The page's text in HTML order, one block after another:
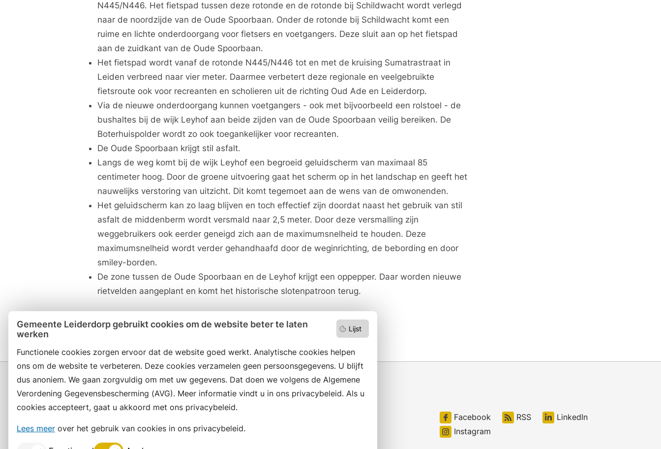
Lijst
Gemeente Leiderdorp gebruikt cookies om de website beter te laten
werken
Functionele cookies zorgen ervoor dat de website goed werkt. Analytische cookies helpen
ons om de website te verbeteren. Deze cookies verzamelen geen persoonsgegevens. U blijft
dus anoniem. We gaan zorgvuldig om met uw gegevens. Dat doen we volgens de Algemene
Verordening Gegevensbescherming (AVG). Meer informatie vindt u in ons privacybeleid. Als u
cookies accepteert, gaat u akkoord met ons privacybeleid.
Lees meer over het gebruik van cookies in ons privacybeleid.
N445/N446. Het fietspad tussen deze rotonde en de rotonde bij Schildwacht wordt verlegd
naar de noordzijde van de Oude Spoorbaan. Onder de rotonde bij Schildwacht komt een
ruime en lichte onderdoorgang voor fietsers en voetgangers. Deze sluit aan op het fietspad
aan de zuidkant van de Oude Spoorbaan.
Het fietspad wordt vanaf de rotonde N445/N446 tot en met de kruising Sumatrastraat in
Leiden verbreed naar vier meter. Daarmee verbetert deze regionale en veelgebruikte
fietsroute ook voor recreanten en scholieren uit de richting Oud Ade en Leiderdorp.
Via de nieuwe onderdoorgang kunnen voetgangers - ook met bijvoorbeeld een rolstoel - de
bushaltes bij de wijk Leyhof aan beide zijden van de Oude Spoorbaan veilig bereiken. De
Boterhuispolder wordt zo ook toegankelijker voor recreanten.
De Oude Spoorbaan krijgt stil asfalt.
Langs de weg komt bij de wijk Leyhof een begroeid geluidscherm van maximaal 85
centimeter hoog. Door de groene uitvoering gaat het scherm op in het landschap en geeft het
nauwelijks verstoring van uitzicht. Dit komt tegemoet aan de wens van de omwonenden.
Het geluidscherm kan zo laag blijven en toch effectief zijn doordat naast het gebruik van stil
asfalt de middenberm wordt versmald naar 2,5 meter. Door deze versmalling zijn
weggebruikers ook eerder geneigd zich aan de maximumsnelheid te houden. Deze
maximumsnelheid wordt verder gehandhaafd door de weginrichting, de bebording en door
smiley-borden.
De zone tussen de Oude Spoorbaan en de Leyhof krijgt een oppepper. Daar worden nieuwe
rietvelden aangeplant en komt het historische slotenpatroon terug.
en volg ons ook op social media.
Facebook RSS
LinkedIn
Instagram